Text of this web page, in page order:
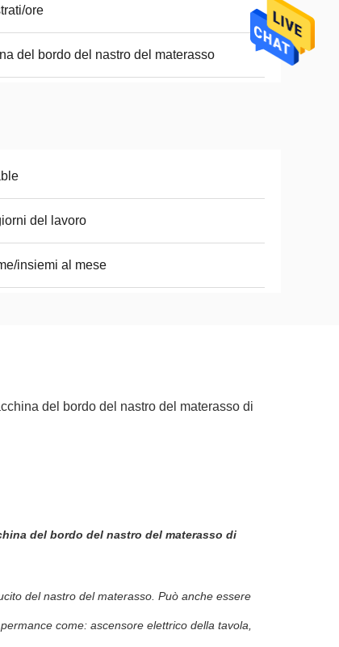
ore
del bordo del nastro del materasso
del lavoro
insiemi al mese
del bordo del nastro del materasso di
del bordo del nastro del materasso di
del nastro del materasso. Può anche essere
come: ascensore elettrico della tavola,